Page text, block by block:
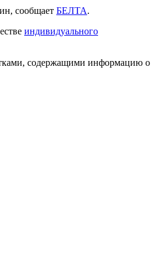
сообщает БЕЛТА.
индивидуального
содержащими информацию о